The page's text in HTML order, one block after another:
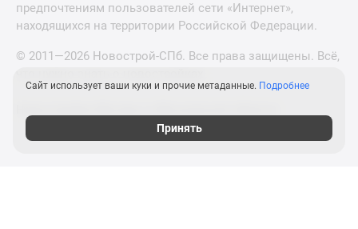
предпочтениям пользователей сети «Интернет»,
находящихся на территории Российской Федерации.
© 2011—2026 Новострой-СПб. Все права защищены. Всё,
Сайт использует ваши куки и прочие метаданные. Подробнее
Принять